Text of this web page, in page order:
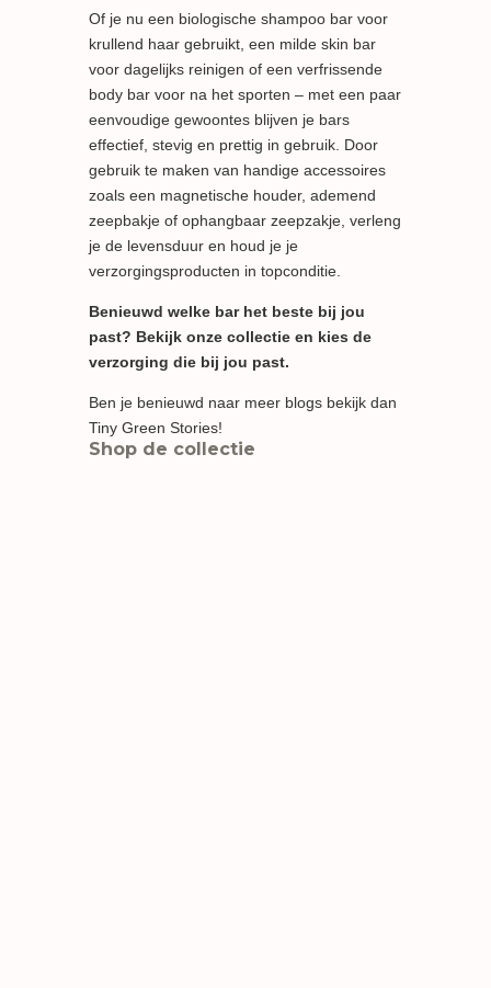
Of je nu een biologische shampoo bar voor
krullend haar gebruikt, een milde skin bar
voor dagelijks reinigen of een verfrissende
body bar voor na het sporten – met een paar
eenvoudige gewoontes blijven je bars
effectief, stevig en prettig in gebruik. Door
gebruik te maken van handige accessoires
zoals een magnetische houder, ademend
zeepbakje of ophangbaar zeepzakje, verleng
je de levensduur en houd je je
verzorgingsproducten in topconditie.
Benieuwd welke bar het beste bij jou
past? Bekijk onze collectieen kies de
verzorging die bij jou past.
Ben je benieuwd naar meer blogs bekijk dan
Tiny Green Stories!
Shop de collectie